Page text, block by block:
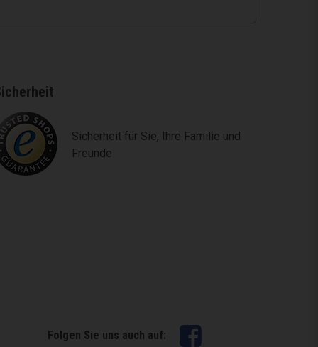
Sicherheit für Sie, Ihre Familie und
Freunde
Folgen Sie uns auch auf: